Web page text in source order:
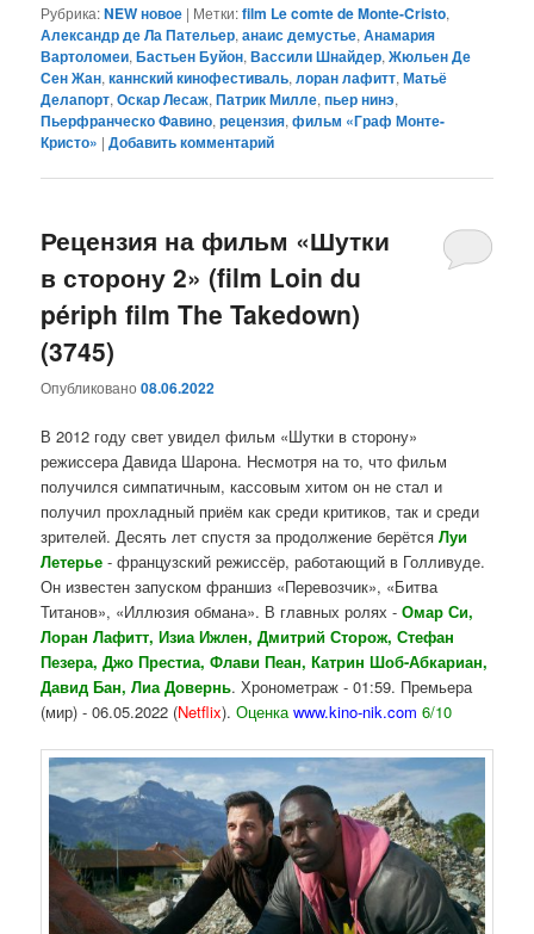
Рубрика:NEW новое | Метки:film Le comte de Monte-Cristo,
Александр де Ла Пательер,анаис демустье,Анамария
Вартоломеи,Бастьен Буйон,Вассили Шнайдер,Жюльен Де
Сен Жан,каннский кинофестиваль,лоран лафитт,Матьё
Делапорт,Оскар Лесаж,Патрик Милле,пьер нинэ,
Пьерфранческо Фавино,рецензия,фильм «Граф Монте-
Кристо» |Добавить комментарий
Рецензия на фильм «Шутки
в сторону 2» (film Loin du
périph film The Takedown)
(3745)
Опубликовано08.06.2022
В 2012 году свет увидел фильм «Шутки в сторону»
режиссера Давида Шарона. Несмотря на то, что фильм
получился симпатичным, кассовым хитом он не стал и
получил прохладный приём как среди критиков, так и среди
зрителей. Десять лет спустя за продолжение берётсяЛуи
Летерье - французский режиссёр, работающий в Голливуде.
Он известен запуском франшиз «Перевозчик», «Битва
Титанов», «Иллюзия обмана». В главных ролях -Омар Си,
Лоран Лафитт, Изиа Ижлен, Дмитрий Сторож, Стефан
Пезера, Джо Престиа, Флави Пеан, Катрин Шоб-Абкариан,
Давид Бан, Лиа Довернь. Хронометраж - 01:59. Премьера
(мир) - 06.05.2022 (Netflix).Оценкаwww.kino-nik.com 6/10